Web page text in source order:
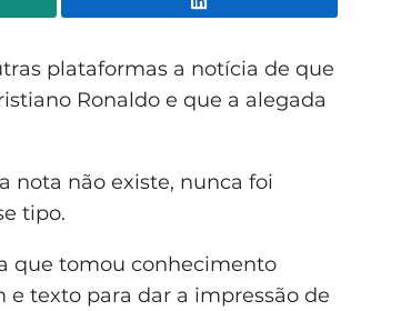
plataformas a notícia de que
Ronaldo e que a alegada
nota não existe, nunca foi
tipo.
que tomou conhecimento
texto para dar a impressão de